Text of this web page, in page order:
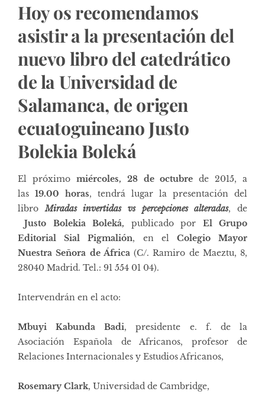
Hoy os recomendamos
asistir a la presentación del
nuevo libro del catedrático
de la Universidad de
Salamanca, de origen
ecuatoguineano Justo
Bolekia Boleká
El próximo miércoles, 28 de octubrede 2015, a
las 19.00 horas, tendrá lugar la presentación del
libro Miradas invertidas vs percepciones alteradas, de
Justo Bolekia Boleká, publicado por El Grupo
Editorial Sial Pigmalión, en el Colegio Mayor
Nuestra Señora de África (C/. Ramiro de Maeztu, 8,
28040 Madrid. Tel.: 91 554 01 04).
Intervendrán en el acto:
Mbuyi Kabunda Badi, presidente e. f. de la
Asociación Española de Africanos, profesor de
Relaciones Internacionales y Estudios Africanos,
Rosemary Clark, Universidad de Cambridge,